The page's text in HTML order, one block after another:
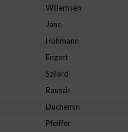
Willemsen
Jans
Hohmann
Engert
Szilard
Rausch
Duchemin
Pfeiffer